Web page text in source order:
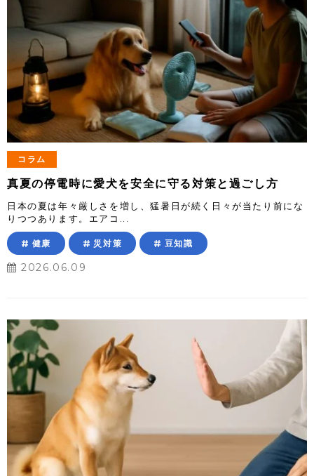
コラム
真夏の停電時に愛犬を安全に守る対策と過ごし方
日本の夏は年々厳しさを増し、猛暑日が続く日々が当たり前にな
りつつあります。エアコ...
健康 災対策 豆知識
2026.06.09